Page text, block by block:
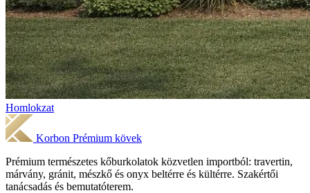
Homlokzat
Korbon Prémium kövek
Prémium természetes kőburkolatok közvetlen importból: travertin,
márvány, gránit, mészkő és onyx beltérre és kültérre. Szakértői
tanácsadás és bemutatóterem.